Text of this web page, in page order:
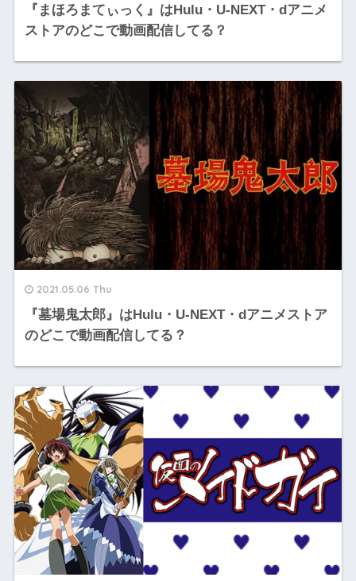
『まほろまてぃっく』はHulu・U-NEXT・dアニメ
ストアのどこで動画配信してる？
2021.05.06 Thu
『墓場鬼太郎』はHulu・U-NEXT・dアニメストア
のどこで動画配信してる？